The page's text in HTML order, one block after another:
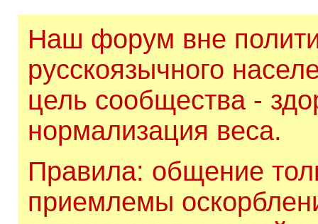
Наш форум вне
русскоязычного
цель сообщества -
нормализация веса.
Правила: общение
приемлемы